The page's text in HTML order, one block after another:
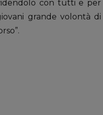
con tutti e per
grande volontà di